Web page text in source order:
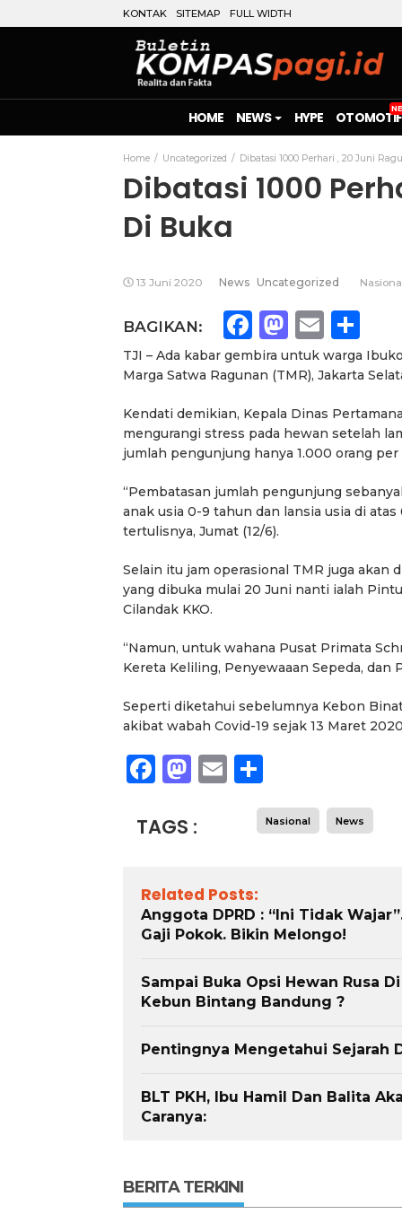
KONTAK SITEMAP FULL WIDTH
HOME NEWS HYPE OTOMOTIF
Home Uncategorized Dibatasi 1000 Perhari , 20 Juni
Dibatasi 1000
Di Buka
13 Juni 2020 News Uncategorized
BAGIKAN: Facebook
Email
TJI – Ada kabar gembira untuk warga
Marga Satwa Ragunan (TMR), Jakarta
Kendati demikian, Kepala Dinas
mengurangi stress pada hewan setelah
jumlah pengunjung hanya 1.000 orang per
“Pembatasan jumlah pengunjung
anak usia 0-9 tahun dan lansia usia di
tertulisnya, Jumat (12/6).
Selain itu jam operasional TMR juga akan
yang dibuka mulai 20 Juni nanti ialah
Cilandak KKO.
“Namun, untuk wahana Pusat Primata
Kereta Keliling, Penyewaaan Sepeda,
Seperti diketahui sebelumnya Kebon
akibat wabah Covid-19 sejak 13 Maret
Facebook
Mastodon
Email
TAGS : Nasional News
Related Posts:
Anggota DPRD : “Ini Tidak
Gaji Pokok. Bikin Melongo!
Sampai Buka Opsi Hewan Rusa
Kebun Bintang Bandung ?
Pentingnya Mengetahui Sejarah
BLT PKH, Ibu Hamil Dan Balita
Caranya:
BERITA TERKINI